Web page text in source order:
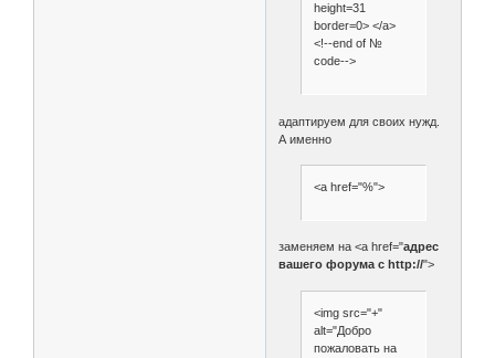
height=31
border=0> </a>
<!--end of №
code-->
адаптируем для своих нужд.
А именно
<a href="%">
заменяем на <a href="адрес
вашего форума с http://">
<img src="+"
alt="Добро
пожаловать на